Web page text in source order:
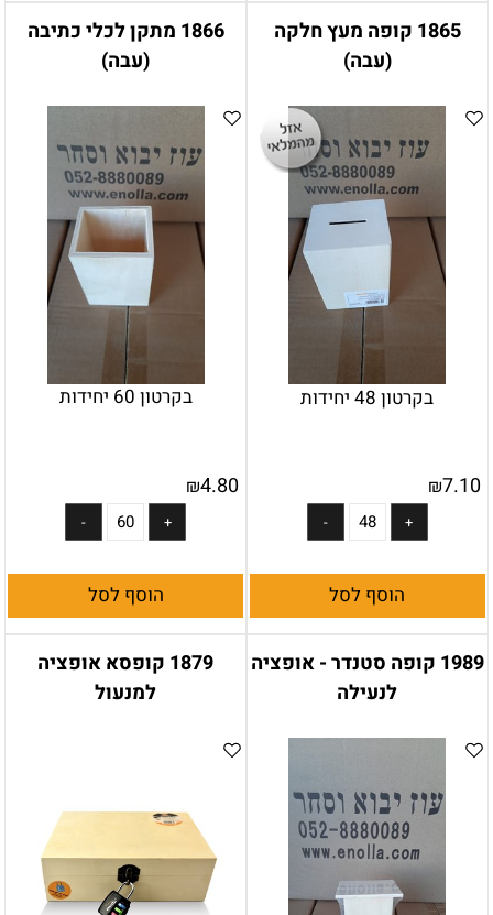
1865 קופה מעץ חלקה
(עבה)
בקרטון 48 יחידות
₪7.10
הוסף לסל
1866 מתקן לכלי כתיבה
(עבה)
בקרטון 60 יחידות
₪4.80
הוסף לסל
1989 קופה סטנדר - אופציה
לנעילה
1879 קופסא אופציה
למנעול